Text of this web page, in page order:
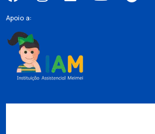
Apoio a: